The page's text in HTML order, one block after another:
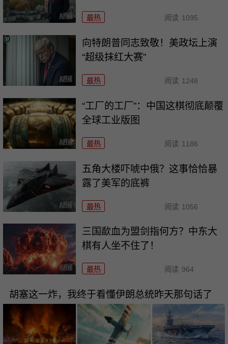
最热 阅读 1095
向特朗普同志致敬！美政坛上演
“超级抹红大赛”
最热 阅读 1248
“工厂的工厂”：中国这棋彻底颠覆
全球工业版图
最热 阅读 1186
五角大楼吓唬中俄？这事恰恰暴
露了美军的底裤
最热 阅读 1056
三国歃血为盟剑指何方？中东大
棋有人坐不住了！
最热 阅读 964
胡塞这一炸，我终于看懂伊朗总统昨天那句话了